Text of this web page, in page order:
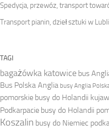
Spedycja, przewóz, transport
Transport pianin, dzieł sztuki w
TAGI
bagażówka katowice bus
Bus Polska Anglia busy Anglia
pomorskie busy do Holandii
Podkarpacie busy do Holandii
Koszalin busy do Niemiec